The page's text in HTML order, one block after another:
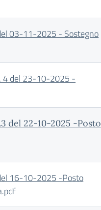
03-11-2025 - Sostegno
4 del 23-10-2025 -
del 22-10-2025 -Posto
16-10-2025 -Posto